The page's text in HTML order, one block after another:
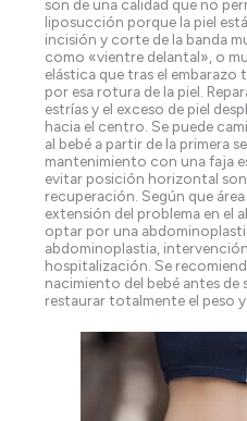
son de una calidad que no
liposucción porque la piel
incisión y corte de la banda
como «vientre delantal», o
elástica que tras el
por esa rotura de la piel.
estrías y el exceso de piel
hacia el centro. Se puede
al bebé a partir de la primera
mantenimiento con una faja
evitar posición horizontal
recuperación. Según que
extensión del problema en el
optar por una
abdominoplastia,
hospitalización. Se
nacimiento del bebé antes de
restaurar totalmente el peso